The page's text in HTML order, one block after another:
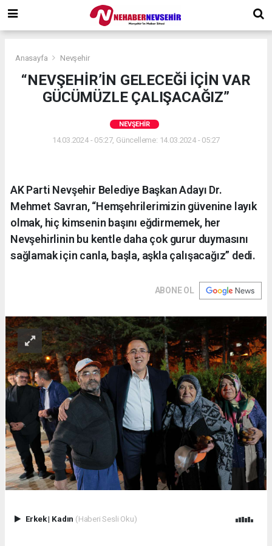
Anasayfa Nevşehir
“NEVŞEHİR’İN GELECEĞİ İÇİN VAR
GÜCÜMÜZLE ÇALIŞACAĞIZ”
NEVŞEHIR
14.03.2024 - 05:27, Güncelleme: 14.03.2024 - 05:27
AK Parti Nevşehir Belediye Başkan Adayı Dr.
Mehmet Savran, “Hemşehrilerimizin güvenine layık
olmak, hiç kimsenin başını eğdirmemek, her
Nevşehirlinin bu kentle daha çok gurur duymasını
sağlamak için canla, başla, aşkla çalışacağız” dedi.
ABONE OL
Erkek| Kadın (Haberi Sesli Oku)